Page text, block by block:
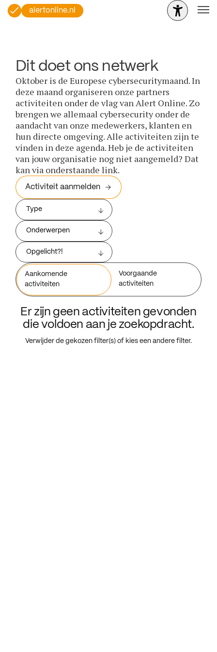
alertonline.nl
Dit doet ons netwerk
Oktober is de Europese cybersecuritymaand. In
deze maand organiseren onze partners
activiteiten onder de vlag van Alert Online. Zo
brengen we allemaal cybersecurity onder de
aandacht van onze medewerkers, klanten en
hun directe omgeving. Alle activiteiten zijn te
vinden in deze agenda. Heb je de activiteiten
van jouw organisatie nog niet aangemeld? Dat
kan via onderstaande link.
Activiteit aanmelden
Type
Onderwerpen
Opgelicht?!
Aankomende
activiteiten
Voorgaande
activiteiten
Er zijn geen activiteiten gevonden
die voldoen aan je zoekopdracht.
Verwijder de gekozen filter(s) of kies een andere filter.